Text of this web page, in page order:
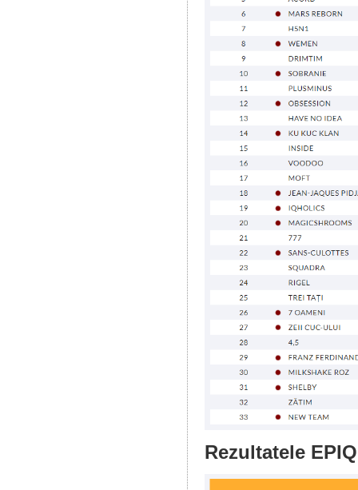
Rezultatele